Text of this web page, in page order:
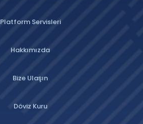
Platform Servisleri
Hakkımızda
Bize Ulaşın
Döviz Kuru